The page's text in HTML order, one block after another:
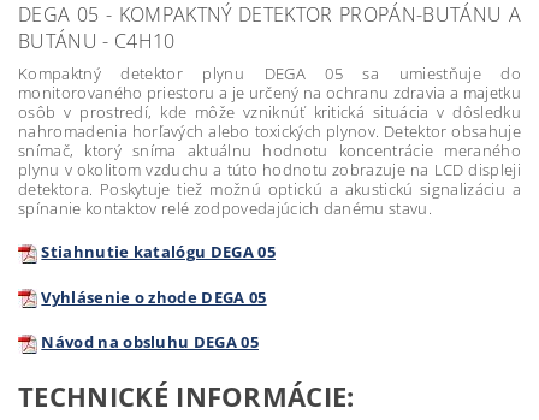
DEGA 05 - KOMPAKTNÝ DETEKTOR PROPÁN-BUTÁNU A
BUTÁNU - C4H10
Kompaktný detektor plynu DEGA 05 sa umiestňuje do
monitorovaného priestoru a je určený na ochranu zdravia a majetku
osôb v prostredí, kde môže vzniknúť kritická situácia v dôsledku
nahromadenia horľavých alebo toxických plynov. Detektor obsahuje
snímač, ktorý sníma aktuálnu hodnotu koncentrácie meraného
plynu v okolitom vzduchu a túto hodnotu zobrazuje na LCD displeji
detektora. Poskytuje tiež možnú optickú a akustickú signalizáciu a
spínanie kontaktov relé zodpovedajúcich danému stavu.
Stiahnutie katalógu DEGA 05
Vyhlásenie o zhode DEGA 05
Návod na obsluhu DEGA 05
TECHNICKÉ INFORMÁCIE: